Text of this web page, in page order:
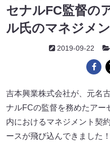
セナルFC監督の
ル氏のマネジメ
2019-09-22
吉本興業株式会社が、元名
ナルFCの監督を務めたアー
内におけるマネジメント契
ースが飛び込んできました！